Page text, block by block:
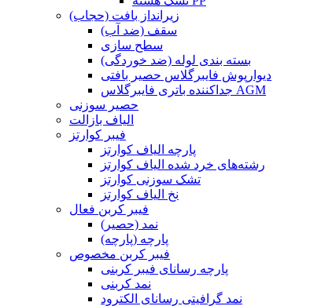
زیرانداز بافت (حجاب)
سقف (ضد آب)
سطح سازی
بسته بندی لوله (ضد خوردگی)
دیوارپوش فایبرگلاس حصیر بافتی
جداکننده باتری فایبرگلاس AGM
حصیر سوزنی
الیاف بازالت
فیبر کوارتز
پارچه الیاف کوارتز
رشته‌های خرد شده الیاف کوارتز
تشک سوزنی کوارتز
نخ الیاف کوارتز
فیبر کربن فعال
نمد (حصیر)
پارچه (پارچه)
فیبر کربن مخصوص
پارچه رسانای فیبر کربنی
نمد کربنی
نمد گرافیتی رسانای الکترود